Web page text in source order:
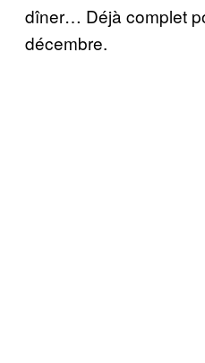
dîner… Déjà complet
décembre.